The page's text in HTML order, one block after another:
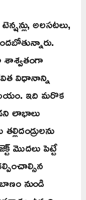
అలసటలు,
విధానాన్ని
ఇది మరొక
లాభాలు
మొదలు పెట్టే
నుండి